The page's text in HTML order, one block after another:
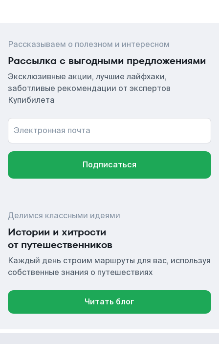
Рассказываем о полезном и интересном
Рассылка с выгодными предложениями
Эксклюзивные акции, лучшие лайфхаки,
заботливые рекомендации от экспертов
Купибилета
Электронная почта
Подписаться
Делимся классными идеями
Истории и хитрости
от путешественников
Каждый день строим маршруты для вас, используя
собственные знания о путешествиях
Читать блог